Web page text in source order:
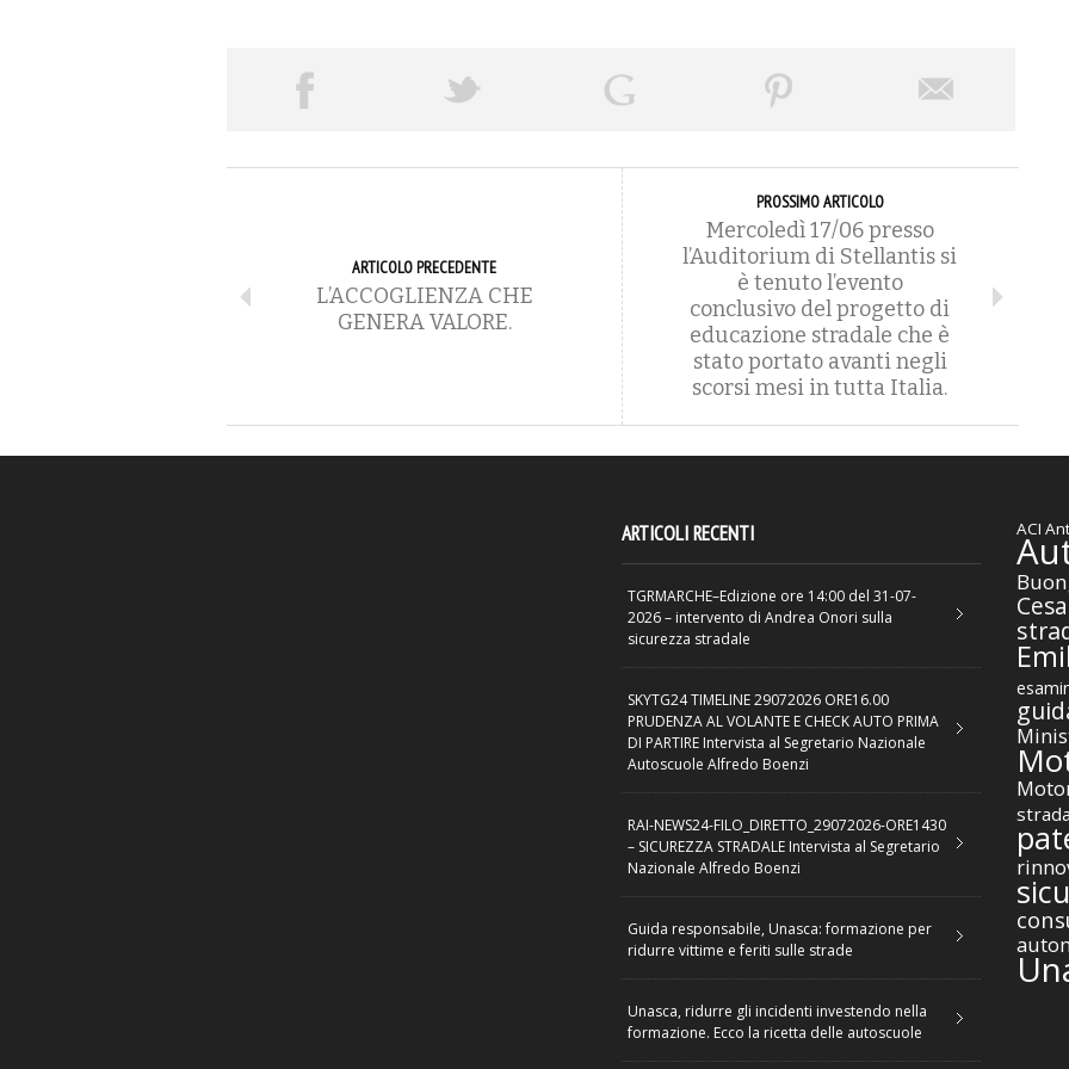
ARTICOLO PRECEDENTE
L’ACCOGLIENZA CHE
GENERA VALORE.
PROSSIMO ARTICOLO
Mercoledì 17/06 presso
l’Auditorium di Stellantis si
è tenuto l’evento
conclusivo del progetto di
educazione stradale che è
stato portato avanti negli
scorsi mesi in tutta Italia.
ARTICOLI RECENTI
TGRMARCHE–Edizione ore 14:00 del 31-07-
2026 – intervento di Andrea Onori sulla
sicurezza stradale
SKYTG24 TIMELINE 29072026 ORE16.00
PRUDENZA AL VOLANTE E CHECK AUTO PRIMA
DI PARTIRE Intervista al Segretario Nazionale
Autoscuole Alfredo Boenzi
RAI-NEWS24-FILO_DIRETTO_29072026-ORE1430
– SICUREZZA STRADALE Intervista al Segretario
Nazionale Alfredo Boenzi
Guida responsabile, Unasca: formazione per
ridurre vittime e feriti sulle strade
Unasca, ridurre gli incidenti investendo nella
formazione. Ecco la ricetta delle autoscuole
ACI